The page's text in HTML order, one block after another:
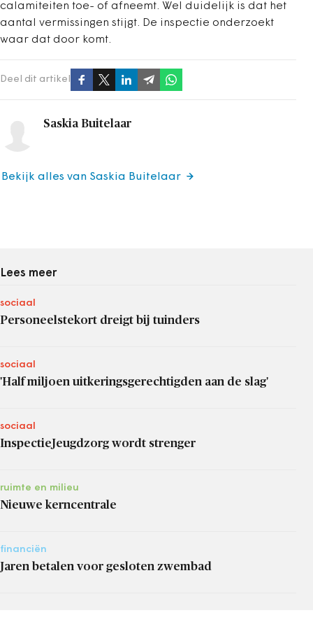
calamiteiten toe- of afneemt. Wel duidelijk is dat het
aantal vermissingen stijgt. De inspectie onderzoekt
waar dat door komt.
Deel dit artikel
Saskia Buitelaar
Bekijk alles van Saskia Buitelaar
Lees meer
sociaal
Personeelstekort dreigt bij tuinders
sociaal
'Half miljoen uitkeringsgerechtigden aan de slag'
sociaal
InspectieJeugdzorg wordt strenger
ruimte en milieu
Nieuwe kerncentrale
financiën
Jaren betalen voor gesloten zwembad